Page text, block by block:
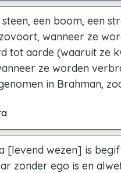
een boom, een
wanneer ze
tot aarde (waaruit ze
ze worden
in Brahman,
[levend wezen] is
zonder ego is en